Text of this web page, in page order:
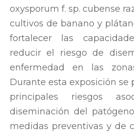
oxysporum f. sp. cubense
cultivos de banano y
fortalecer las
reducir el riesgo de
enfermedad en las
Durante esta exposición se
principales riesgos
diseminación del
medidas preventivas y de